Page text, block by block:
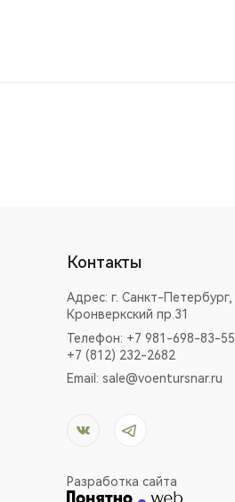
Контакты
Адрес:г. Санкт-Петербург,
Кронверкский пр.31
Телефон: +7 981-698-83-55
+7 (812) 232-2682
Email:sale@voentursnar.ru
Разработка сайта